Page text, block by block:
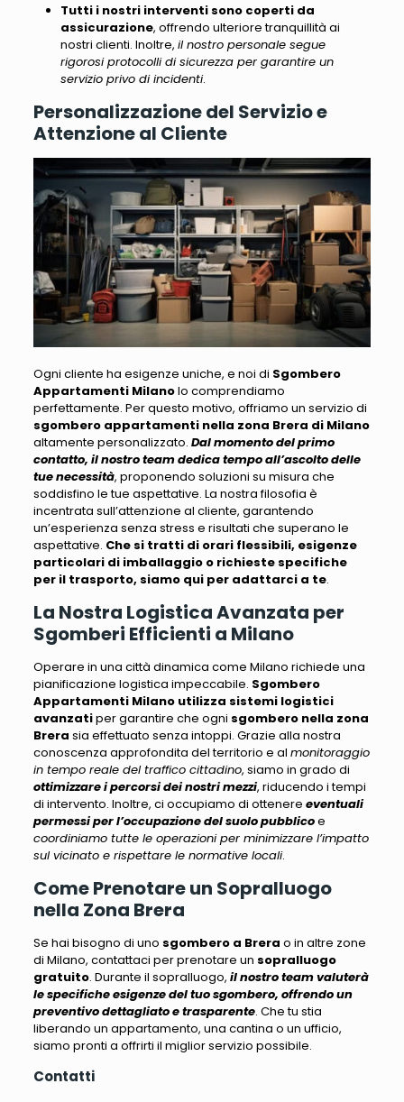
Tutti i nostri interventi sono coperti da
assicurazione, offrendo ulteriore tranquillità ai
nostri clienti. Inoltre, il nostro personale segue
rigorosi protocolli di sicurezza per garantire un
servizio privo di incidenti.
Personalizzazione del Servizio e
Attenzione al Cliente
Ogni cliente ha esigenze uniche, e noi di Sgombero
Appartamenti Milanolo comprendiamo
perfettamente. Per questo motivo, offriamo un servizio di
sgombero appartamenti nella zona Brera di Milano
altamente personalizzato. Dal momento del primo
contatto, il nostro team dedica tempo all’ascolto delle
tue necessità, proponendo soluzioni su misura che
soddisfino le tue aspettative. La nostra filosofia è
incentrata sull’attenzione al cliente, garantendo
un’esperienza senza stress e risultati che superano le
aspettative. Che si tratti di orari flessibili, esigenze
particolari di imballaggio o richieste specifiche
per il trasporto, siamo qui per adattarci a te.
La Nostra Logistica Avanzata per
Sgomberi Efficienti a Milano
Operare in una città dinamica come Milano richiede una
pianificazione logistica impeccabile. Sgombero
Appartamenti Milano utilizza sistemi logistici
avanzatiper garantire che ogni sgombero nella zona
Brera sia effettuato senza intoppi. Grazie alla nostra
conoscenza approfondita del territorio e al monitoraggio
in tempo reale del traffico cittadino, siamo in grado di
ottimizzare i percorsi dei nostri mezzi, riducendo i tempi
di intervento. Inoltre, ci occupiamo di ottenere eventuali
permessi per l’occupazione del suolo pubblicoe
coordiniamo tutte le operazioni per minimizzare l’impatto
sul vicinato e rispettare le normative locali.
Come Prenotare un Sopralluogo
nella Zona Brera
Se hai bisogno di uno sgombero a Brera o in altre zone
di Milano, contattaci per prenotare un sopralluogo
gratuito. Durante il sopralluogo, il nostro team valuterà
le specifiche esigenze del tuo sgombero, offrendo un
preventivo dettagliato e trasparente. Che tu stia
liberando un appartamento, una cantina o un ufficio,
siamo pronti a offrirti il miglior servizio possibile.
Contatti